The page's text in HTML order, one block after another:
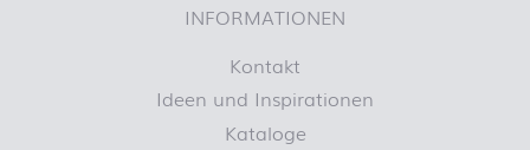
INFORMATIONEN
Kontakt
Ideen und Inspirationen
Kataloge